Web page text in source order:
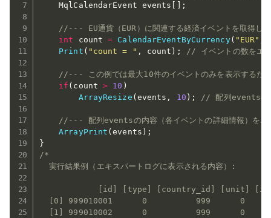
    MqlCalendarEvent events
;
//--- EU通貨（EUR）に関連する経済イベントを取得し
int count = CalendarEventByCurrency( "EUR"
Print ( "count = " , count ) ; // イベントの数をエ
//--- この例では最大10件のイベントのみを表示するた
if ( count > 10 )
ArrayResize ( events , 10 ) ; // 配列eventsの
//--- 配列eventsの内容（各イベントの詳細情報）をエ
ArrayPrint (events ) ;
}
/*
  実行結果例（エキスパートログに表示される内容）:
[id] [type] [country_id] [unit]
[0] 999010001      0          999      0
[1] 999010002      0          999      0